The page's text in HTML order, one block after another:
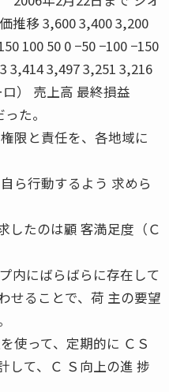
推移 3,600 3,400 3,200
100 50 0 −50 −100 −150
3,414 3,497 3,251 3,216
） 売上高 最終損益
た。
限と責任を、各地域に
ら行動するよう 求めら
したのは顧 客満足度（Ｃ
内にばらばらに存在して
せることで、荷 主の要望
使って、定期的に ＣＳ
して、Ｃ Ｓ向上の進 捗